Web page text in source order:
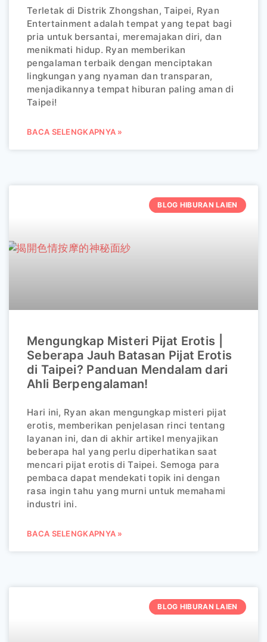
Terletak di Distrik Zhongshan, Taipei, Ryan
Entertainment adalah tempat yang tepat bagi
pria untuk bersantai, meremajakan diri, dan
menikmati hidup. Ryan memberikan
pengalaman terbaik dengan menciptakan
lingkungan yang nyaman dan transparan,
menjadikannya tempat hiburan paling aman di
Taipei!
BACA SELENGKAPNYA »
BLOG HIBURAN LAIEN
Mengungkap Misteri Pijat Erotis |
Seberapa Jauh Batasan Pijat Erotis
di Taipei? Panduan Mendalam dari
Ahli Berpengalaman!
Hari ini, Ryan akan mengungkap misteri pijat
erotis, memberikan penjelasan rinci tentang
layanan ini, dan di akhir artikel menyajikan
beberapa hal yang perlu diperhatikan saat
mencari pijat erotis di Taipei. Semoga para
pembaca dapat mendekati topik ini dengan
rasa ingin tahu yang murni untuk memahami
industri ini.
BACA SELENGKAPNYA »
BLOG HIBURAN LAIEN